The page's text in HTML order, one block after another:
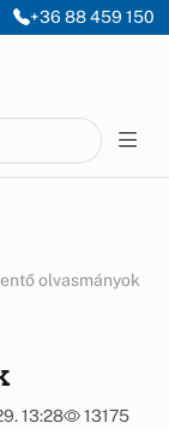
+36 88 459 150
olvasmányok
13:28 13175